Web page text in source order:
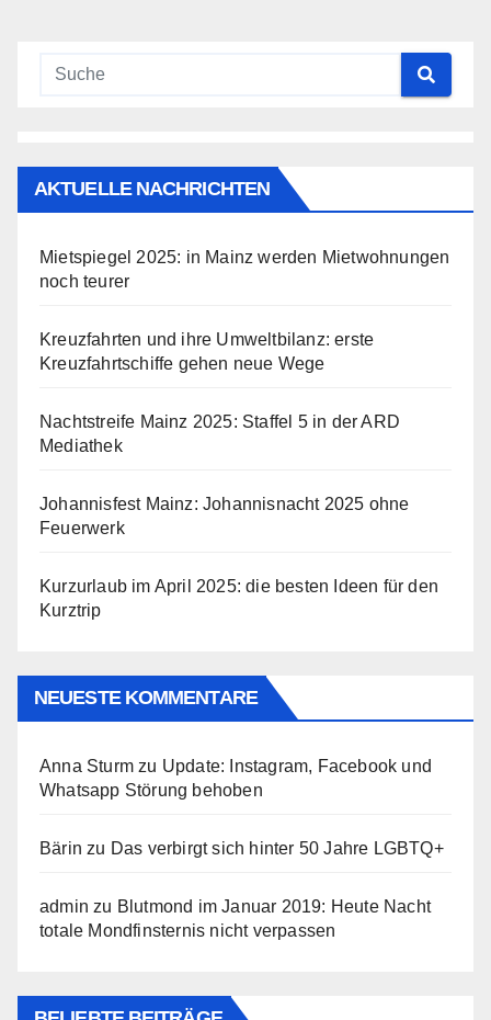
AKTUELLE NACHRICHTEN
Mietspiegel 2025: in Mainz werden Mietwohnungen
noch teurer
Kreuzfahrten und ihre Umweltbilanz: erste
Kreuzfahrtschiffe gehen neue Wege
Nachtstreife Mainz 2025: Staffel 5 in der ARD
Mediathek
Johannisfest Mainz: Johannisnacht 2025 ohne
Feuerwerk
Kurzurlaub im April 2025: die besten Ideen für den
Kurztrip
NEUESTE KOMMENTARE
Anna Sturm zu Update: Instagram, Facebook und
Whatsapp Störung behoben
Bärin zu Das verbirgt sich hinter 50 Jahre LGBTQ+
admin zu Blutmond im Januar 2019: Heute Nacht
totale Mondfinsternis nicht verpassen